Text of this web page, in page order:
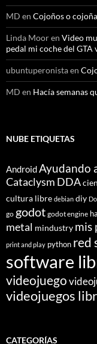
MD en Cojoños o
Linda Mooren Video
pedal mi coche del GTA
ubuntuperonistaen
MD en Hacía semanas
NUBE ETIQUETAS
AndroidAyudando
Cataclysm DDA
cultura libre debian diy
go godot godot engine
metal mindustry mis
print and play python red
software
videojuego
videojuegos
CATEGORÍAS